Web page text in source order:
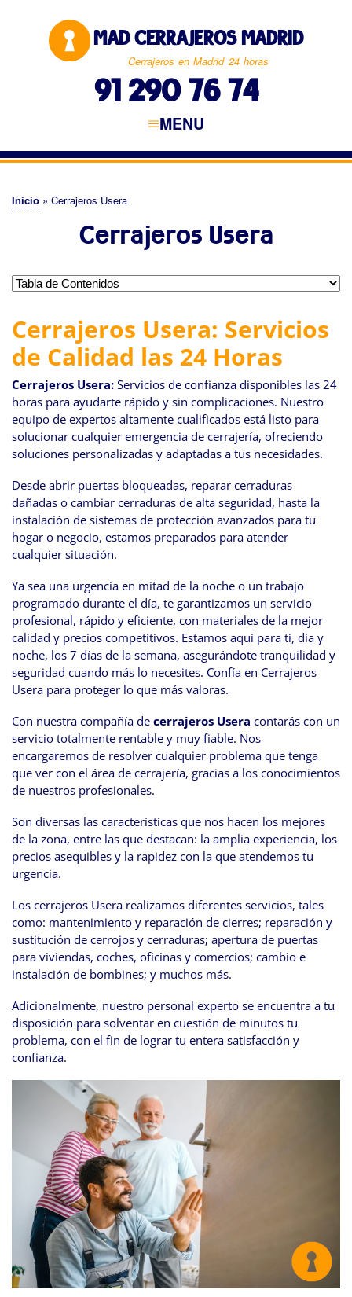
al
contenido
principal
MAD CERRAJEROS MADRID
Cerrajeros en Madrid 24 horas
91 290 76 74
principal
MENU
CERRAJEROS MADRID
MADRID CAPITAL
NORTE DE MADRID
ESTE DE MADRID
SUR DE MADRID
OESTE DE MADRID
Sobrescribir
enlaces
ayuda
la
navegación
Inicio Cerrajeros Usera
Cerrajeros Usera
Cerrajeros Usera: Servicios
de Calidad las 24 Horas
Cerrajeros Usera: Servicios de confianza disponibles las 24
horas para ayudarte rápido y sin complicaciones. Nuestro
equipo de expertos altamente cualificados está listo para
solucionar cualquier emergencia de cerrajería, ofreciendo
soluciones personalizadas y adaptadas a tus necesidades.
Desde abrir puertas bloqueadas, reparar cerraduras
dañadas o cambiar cerraduras de alta seguridad, hasta la
instalación de sistemas de protección avanzados para tu
hogar o negocio, estamos preparados para atender
cualquier situación.
Ya sea una urgencia en mitad de la noche o un trabajo
programado durante el día, te garantizamos un servicio
profesional, rápido y eficiente, con materiales de la mejor
calidad y precios competitivos. Estamos aquí para ti, día y
noche, los 7 días de la semana, asegurándote tranquilidad y
seguridad cuando más lo necesites. Confía en Cerrajeros
Usera para proteger lo que más valoras.
Con nuestra compañía de cerrajeros Usera contarás con un
servicio totalmente rentable y muy fiable. Nos
encargaremos de resolver cualquier problema que tenga
que ver con el área de cerrajería, gracias a los conocimientos
de nuestros profesionales.
Son diversas las características que nos hacen los mejores
de la zona, entre las que destacan: la amplia experiencia, los
precios asequibles y la rapidez con la que atendemos tu
urgencia.
Los cerrajeros Usera realizamos diferentes servicios, tales
como: mantenimiento y reparación de cierres; reparación y
sustitución de cerrojos y cerraduras; apertura de puertas
para viviendas, coches, oficinas y comercios; cambio e
instalación de bombines; y muchos más.
Adicionalmente, nuestro personal experto se encuentra a tu
disposición para solventar en cuestión de minutos tu
problema, con el fin de lograr tu entera satisfacción y
confianza.